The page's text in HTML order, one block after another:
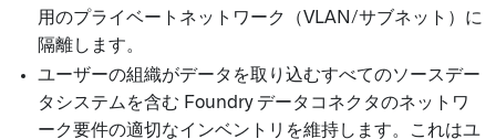
用のプライベートネットワーク（VLAN/サブネット）に
隔離します。
ユーザーの組織がデータを取り込むすべてのソースデー
タシステムを含む Foundry データコネクタのネットワ
ーク要件の適切なインベントリを維持します。これはユ